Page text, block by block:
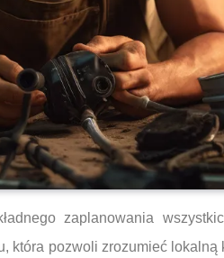
zaplanowania
która pozwoli zrozumieć